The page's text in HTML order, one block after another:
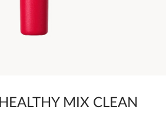
HEALTHY MIX CLEAN